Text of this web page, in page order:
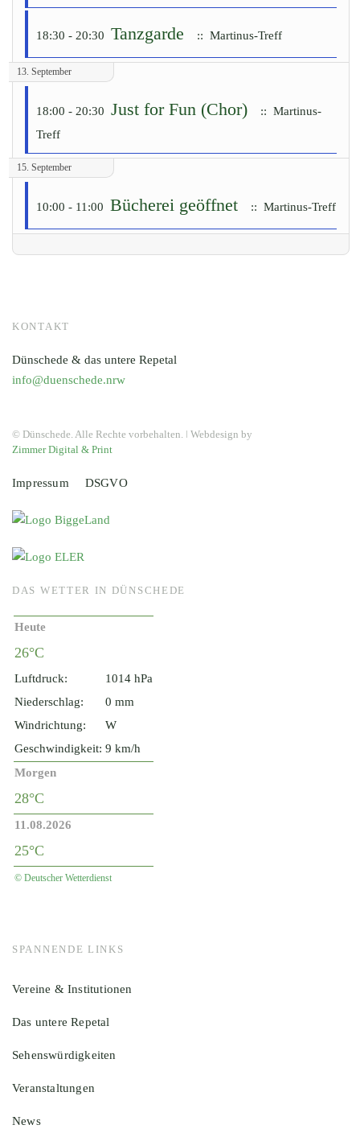
18:30 - 20:30 Tanzgarde :: Martinus-Treff
13. September
18:00 - 20:30 Just for Fun (Chor)
:: Martinus-
Treff
15. September
10:00 - 11:00 Bücherei geöffnet :: Martinus-Treff
KONTAKT
Dünschede & das untere Repetal
info@duenschede.nrw
© Dünschede. Alle Rechte vorbehalten. ǀ Webdesign by
Zimmer Digital & Print
Impressum DSGVO
DAS WETTER IN DÜNSCHEDE
Heute
26°C
Luftdruck:
1014 hPa
Niederschlag:
0 mm
Windrichtung:
W
Geschwindigkeit: 9 km/h
Morgen
28°C
11.08.2026
25°C
© Deutscher Wetterdienst
SPANNENDE LINKS
Vereine & Institutionen
Das untere Repetal
Sehenswürdigkeiten
Veranstaltungen
News